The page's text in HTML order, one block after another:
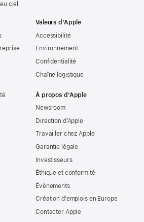
ciel
Valeurs d’Apple
Accessibilité
Environnement
Confidentialité
Chaîne logistique
À propos d’Apple
Newsroom
Direction d’Apple
Travailler chez Apple
Garantie légale
Investisseurs
Éthique et conformité
Évènements
Création d’emplois en Europe
Contacter Apple